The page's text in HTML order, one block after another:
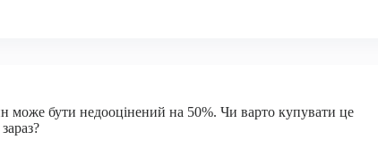
біткойнів
після
може бути недооцінений на 50%. Чи варто купувати це